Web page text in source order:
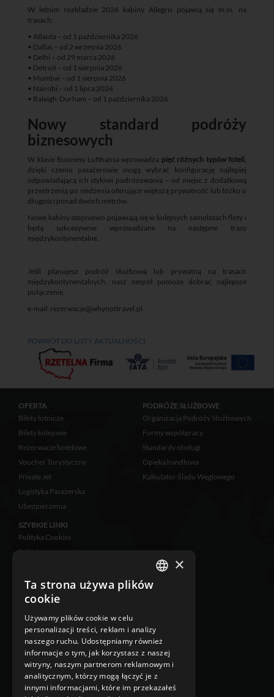
W letnim rozkładzie 2026 kabiny Allegris pojawią się m.in. na
trasach:
• Atlanta – od 1 października 2026
• Dallas – od 2 września 2026
• Delhi – od 29 marca 2026
• Detroit – od 1 sierpnia 2026
• Mumbai – od 1 sierpnia 2026
• Nairobi – od 1 lipca 2026
• Raleigh-Durham – od 1 października 2026
Nowy standard podróży
biznesowych
W klasie Business Lufthansa wprowadza pięć różnych typów foteli,
dzięki czemu pasażerowie mogą wybrać konfigurację najlepiej
odpowiadającą ich stylowi podróżowania – od miejsc z dodatkową
przestrzenią po siedzenia oferujące większą prywatność lub łóżko o
długości ponad dwóch metrów.
Nowe kabiny stopniowo pojawiają się w kolejnych samolotach floty i
będą sukcesywnie wprowadzane na następne trasy
międzykontynentalne.
Jeśli planujesz podróż służbową lub prywatną na trasach
międzykontynentalnych, nasz zespół pomoże dobrać najlepsze
połączenie.
e-mail: rezerwacje@whynottravel.pl
POWRÓT DO LISTY AKTUALNOŚCI
OFERTA
Bilety lotnicze
Bilety kolejowe
Rezerwacje hotelowe
Voucher Turystyczny
Private Jet
Logistyka Pasażerska
Ubezpieczenia
PODRÓŻE SŁUŻBOWE
Organizacja Podróży Służbowych
Formy współpracy
Standardy obsługi
Opieka handlowa
Kalkulator Śladu Węglowego
SZYBKIE LINKI
Polityka Cookies
Polityka prywatności
Klauzula informacyjna
RODO
Klauzula Informacyjna w
przypadku zbierania danych
osobowych niebezpośrednio od
osoby, której dane dotyczą
Klauzula Informacyjna w
przypadku zbierania danych
osobowych bezpośrednio od osoby,
×
Ta strona używa plików
cookie
Używamy plików cookie w celu
personalizacji treści, reklam i analizy
naszego ruchu. Udostępniamy również
informacje o tym, jak korzystasz z naszej
witryny, naszym partnerom reklamowym i
analitycznym, którzy mogą łączyć je z
innymi informacjami, które im przekazałeś